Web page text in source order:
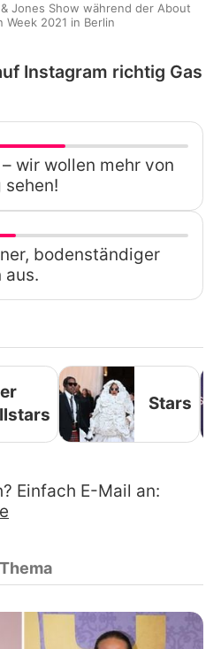
Jones Show während der About
Week 2021 in Berlin
Instagram richtig Gas
wir wollen mehr von
sehen!
bodenständiger
aus.
Stars
Einfach E-Mail an: